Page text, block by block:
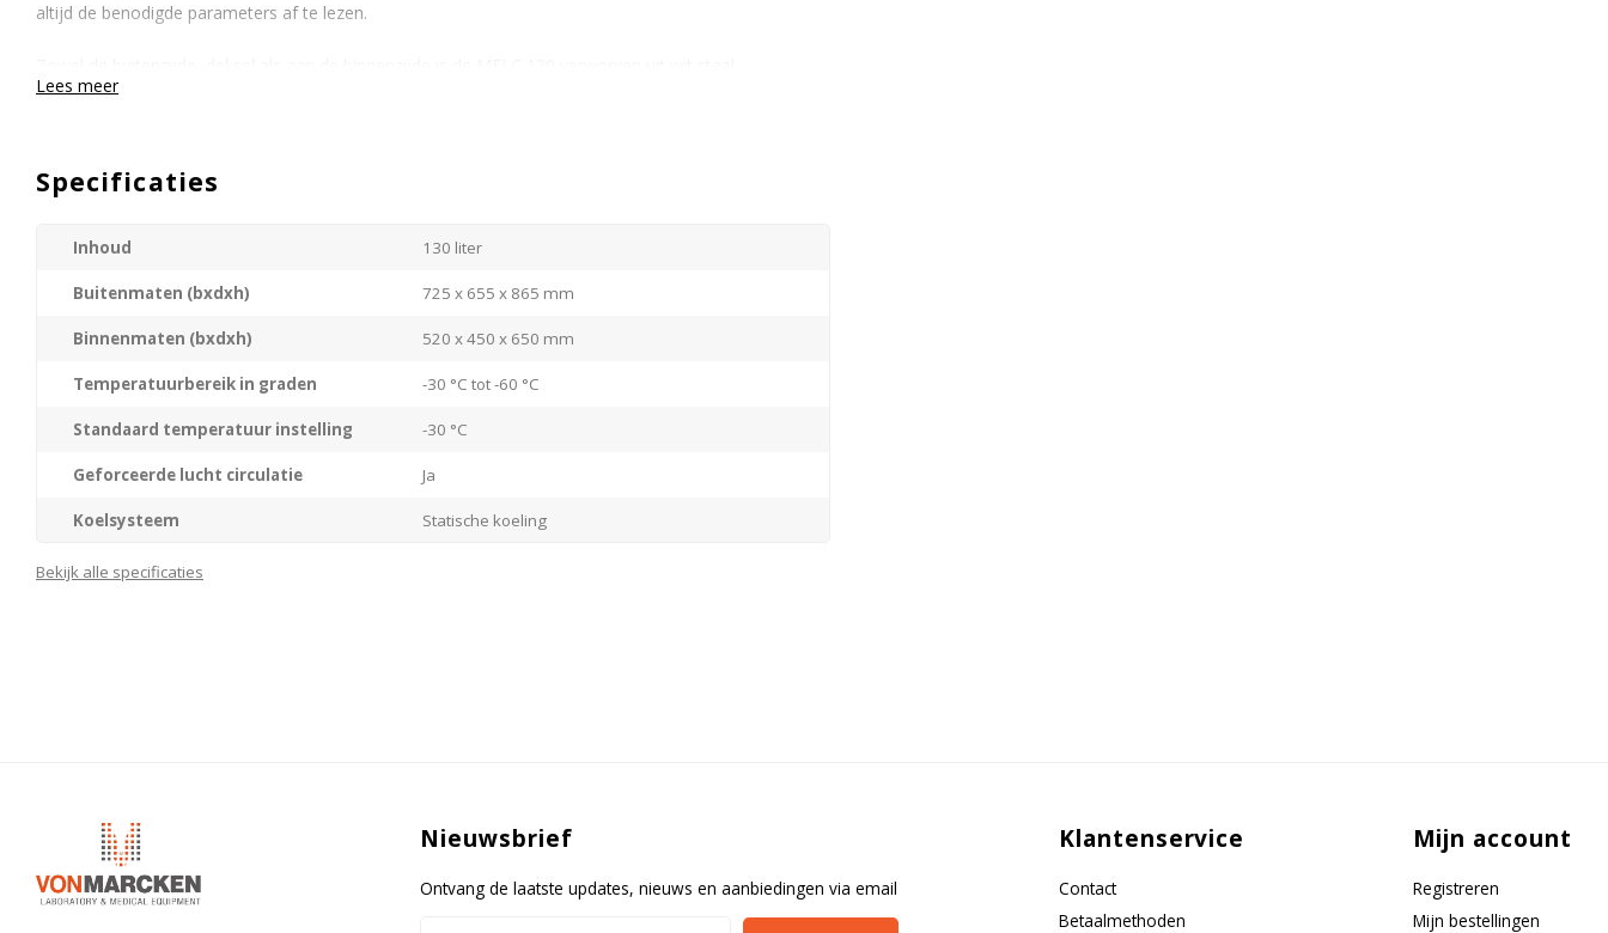
altijd de benodigde parameters af te lezen.
Lees meer
Specificaties
Inhoud 130 liter
Buitenmaten (bxdxh) 725 x 655 x 865 mm
Binnenmaten (bxdxh) 520 x 450 x 650 mm
Temperatuurbereik in graden -30 °C tot -60 °C
Standaard temperatuur instelling -30 °C
Geforceerde lucht circulatie Ja
Koelsysteem Statische koeling
Materiaal/kleur behuizing
Waarschuwingssignaal bij storing Ja
Open deur alarm Nee
Bekijk alle specificaties
Nieuwsbrief
Ontvang de laatste updates, nieuws en aanbiedingen via email
Klantenservice
Contact
Betaalmethoden
Mijn account
Registreren
Mijn bestellingen